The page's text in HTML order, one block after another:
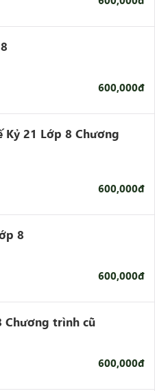
toàn có thể tự tin đứng
trường.
để mỗi tiết học luôn
nhất.
600,000đ
Kỷ 21 Lớp 8 Chương
600,000đ
8
600,000đ
Chương trình cũ
600,000đ